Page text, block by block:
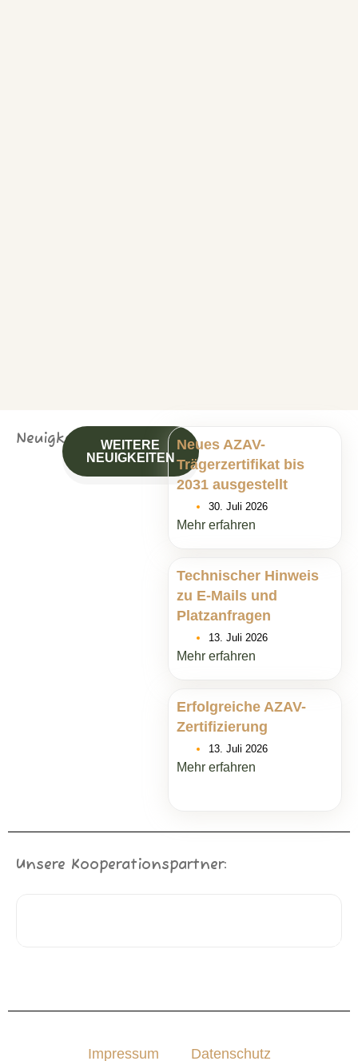
NeuigkeitenWEITERE
NEUIGKEITEN
Neues AZAV-
Trägerzertifikat bis
2031 ausgestellt
30. Juli 2026
Mehr erfahren
Technischer Hinweis
zu E-Mails und
Platzanfragen
13. Juli 2026
Mehr erfahren
Erfolgreiche AZAV-
Zertifizierung
13. Juli 2026
Mehr erfahren
Unsere Kooperationspartner:
Impressum Datenschutz